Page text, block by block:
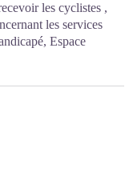
les cyclistes ,
les services
Espace